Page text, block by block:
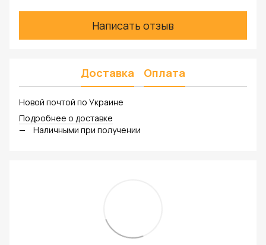
Написать отзыв
Доставка Оплата
Новой почтой по Украине
Подробнее о доставке
Наличными при получении